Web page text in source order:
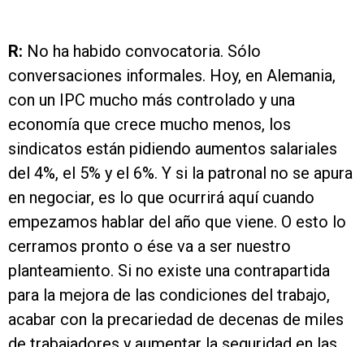
R: No ha habido convocatoria. Sólo
conversaciones informales. Hoy, en Alemania,
con un IPC mucho más controlado y una
economía que crece mucho menos, los
sindicatos están pidiendo aumentos salariales
del 4%, el 5% y el 6%. Y si la patronal no se apura
en negociar, es lo que ocurrirá aquí cuando
empezamos hablar del año que viene. O esto lo
cerramos pronto o ése va a ser nuestro
planteamiento. Si no existe una contrapartida
para la mejora de las condiciones del trabajo,
acabar con la precariedad de decenas de miles